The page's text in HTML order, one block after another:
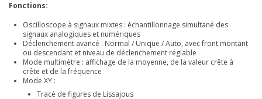
Fonctions:
Oscilloscope à signaux mixtes : échantillonnage simultané des
signaux analogiques et numériques
Déclenchement avancé : Normal / Unique / Auto, avec front montant
ou descendant et niveau de déclenchement réglable
Mode multimètre : affichage de la moyenne, de la valeur crête à
crête et de la fréquence
Mode XY :
Tracé de figures de Lissajous